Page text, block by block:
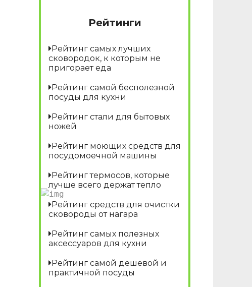
Рейтинги
Рейтинг самых лучших
сковородок, к которым не
пригорает еда
Рейтинг самой бесполезной
посуды для кухни
Рейтинг стали для бытовых
ножей
Рейтинг моющих средств для
посудомоечной машины
Рейтинг термосов, которые
лучше всего держат тепло
Рейтинг средств для очистки
сковороды от нагара
Рейтинг самых полезных
аксессуаров для кухни
Рейтинг самой дешевой и
практичной посуды